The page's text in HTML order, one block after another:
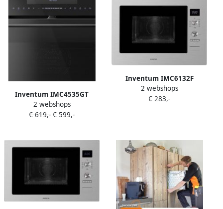
Inventum IMC4535GT
Inbouw combi-oven
Hetelucht Magnetron Grill
November 2025
2 webshops
€ 619,- € 599,-
Inventum IMC6132F
Inbouw combi-oven
Hetelucht Magnetron Grill
2 webshops
€ 283,-